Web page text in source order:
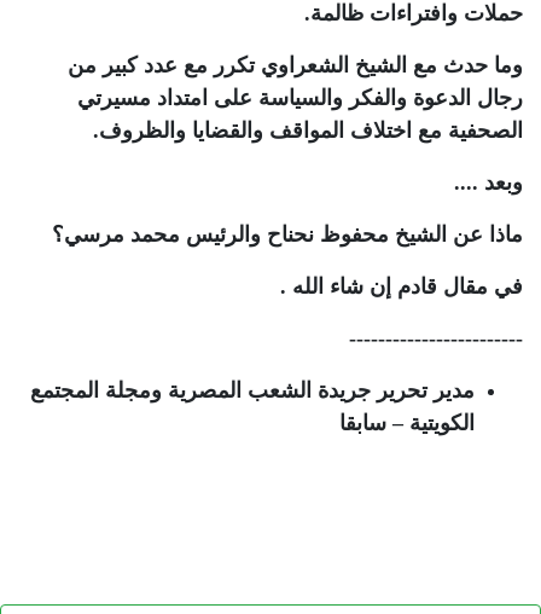
حملات وافتراءات ظالمة.
وما حدث مع الشيخ الشعراوي تكرر مع عدد كبير من
رجال الدعوة والفكر والسياسة على امتداد مسيرتي
الصحفية مع اختلاف المواقف والقضايا والظروف.
وبعد ....
ماذا عن الشيخ محفوظ نحناح والرئيس محمد مرسي؟
في مقال قادم إن شاء الله .
------------------------
مدير تحرير جريدة الشعب المصرية ومجلة المجتمع
الكويتية – سابقا